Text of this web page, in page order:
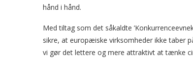
hånd i hånd.
Med tiltag som det såkaldte
sikre, at europæiske virksomheder ikke taber
vi gør det lettere og mere attraktivt at tænke